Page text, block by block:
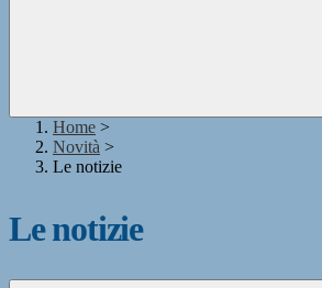
Home >
Novità >
Le notizie
Le notizie